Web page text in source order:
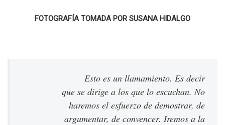
FOTOGRAFÍA TOMADA POR SUSANA HIDALGO
Esto es un llamamiento. Es decir
que se dirige a los que lo escuchan. No
haremos el esfuerzo de demostrar, de
argumentar, de convencer. Iremos a la